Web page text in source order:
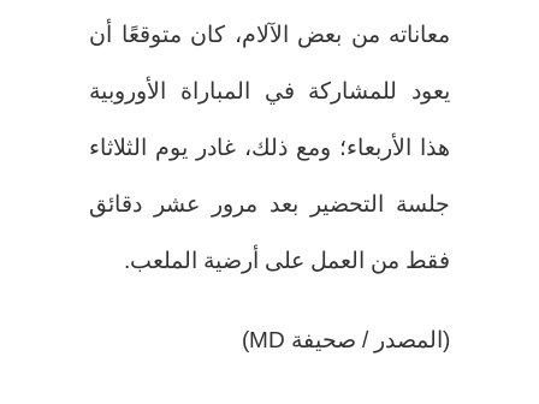
معاناته من بعض الآلام، كان متوقعًا أن
يعود للمشاركة في المباراة الأوروبية
هذا الأربعاء؛ ومع ذلك، غادر يوم الثلاثاء
جلسة التحضير بعد مرور عشر دقائق
فقط من العمل على أرضية الملعب.
(المصدر / صحيفة MD)